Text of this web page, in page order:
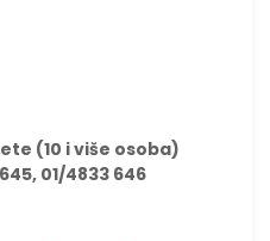
(10 i više osoba)
01/4833 646